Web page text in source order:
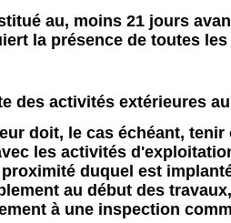
au, moins 21 jours
la présence de toutes
des activités extérieures
doit, le cas échéant, tenir
les activités
duquel est
au début des
à une inspection